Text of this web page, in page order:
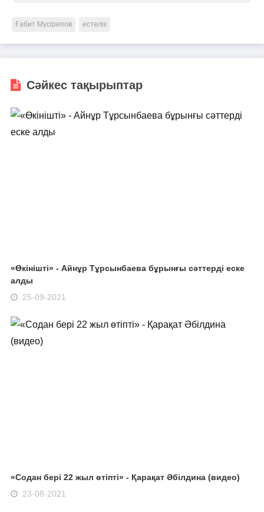
Ғабит Мүсірепов естелік
Сәйкес тақырыптар
«Өкінішті» - Айнұр Тұрсынбаева бұрынғы сәттерді еске
алды
25-09-2021
«Содан бері 22 жыл өтіпті» - Қарақат Әбілдина (видео)
23-08-2021